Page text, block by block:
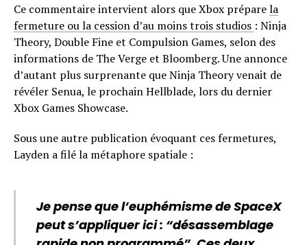
Ce commentaire intervient alors que Xbox préparela
fermeture ou la cession d’au moins trois studios : Ninja
Theory, Double Fine et Compulsion Games, selon des
informations de The Verge et Bloomberg. Une annonce
d’autant plus surprenante que Ninja Theory venait de
révéler Senua, le prochain Hellblade, lors du dernier
Xbox Games Showcase.
Sous une autre publication évoquant ces fermetures,
Layden a filé la métaphore spatiale :
Je pense que l’euphémisme de SpaceX
peut s’appliquer ici : “désassemblage